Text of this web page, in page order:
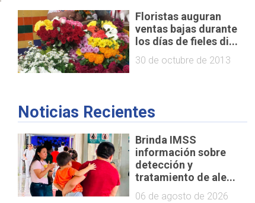
Floristas auguran
ventas bajas durante
los días de fieles di...
30 de octubre de 2013
Noticias Recientes
Brinda IMSS
información sobre
detección y
tratamiento de ale...
06 de agosto de 2026